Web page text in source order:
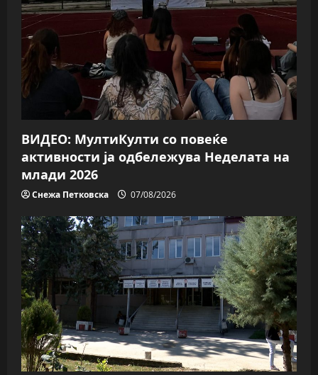
a
t
i
o
n
ВИДЕО: МултиКулти со повеќе
активности ја одбележува Неделата на
млади 2026
Снежа Петковска 07/08/2026